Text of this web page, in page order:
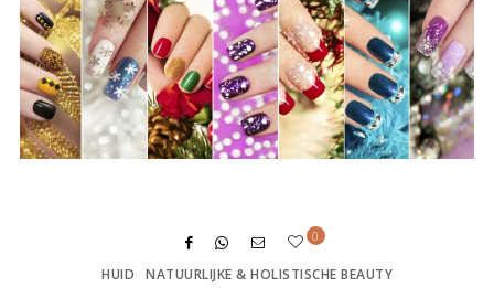
0
HUID NATUURLIJKE & HOLISTISCHE BEAUTY